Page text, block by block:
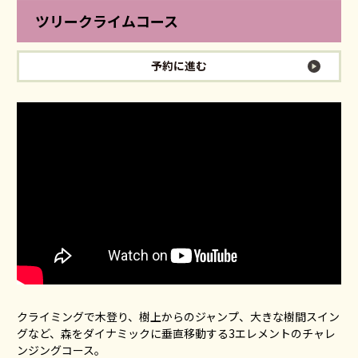
ツリークライムコース
予約に進む
クライミングで木登り、樹上からのジャンプ、大きな樹間スイン
グなど、森をダイナミックに垂直移動する3エレメントのチャレ
ンジングコース。